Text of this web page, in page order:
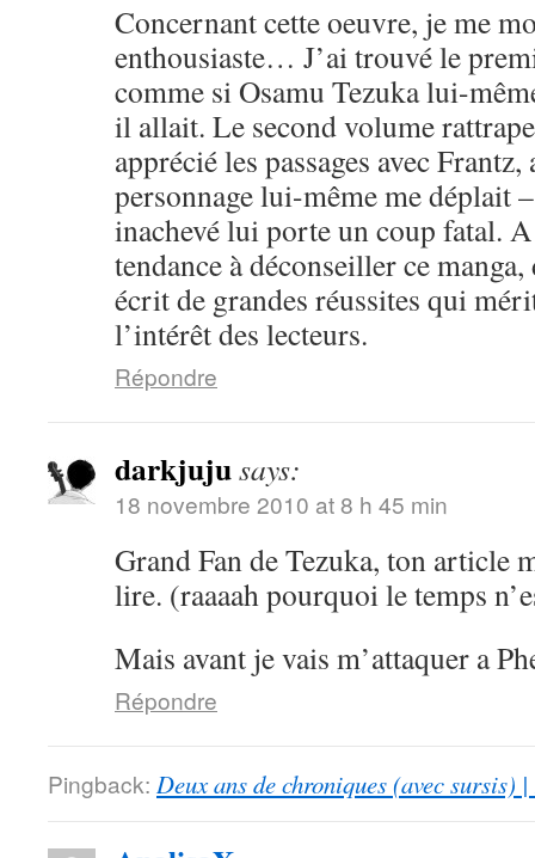
Concernant cette oeuvre, je me
enthousiaste… J’ai trouvé le
comme si Osamu Tezuka lui-
il allait. Le second volume
apprécié les passages avec
personnage lui-même me déplait
inachevé lui porte un coup fatal. A
tendance à déconseiller ce
écrit de grandes réussites qui
l’intérêt des lecteurs.
Répondre
darkjujusays:
18 novembre 2010 at 8 h 45 min
Grand Fan de Tezuka, ton article
lire. (raaaah pourquoi le temps
Mais avant je vais m’attaquer a
Répondre
Pingback: Deux ans de chroniques (avec sursis)